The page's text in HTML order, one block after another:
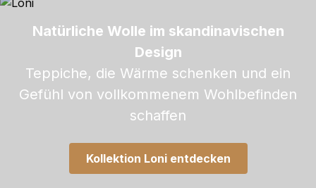
Natürliche Wolle im skandinavischen
Design
Teppiche, die Wärme schenken und ein
Gefühl von vollkommenem Wohlbefinden
schaffen
Kollektion Loni entdecken